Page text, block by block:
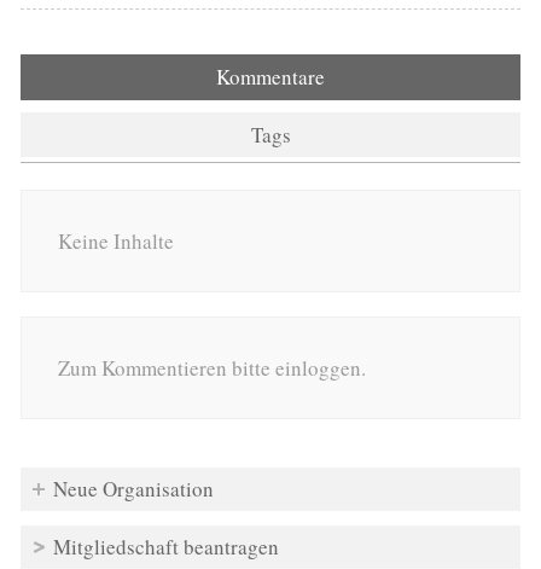
Kommentare
Tags
Keine Inhalte
Zum Kommentieren bitte einloggen.
Neue Organisation
Mitgliedschaft beantragen